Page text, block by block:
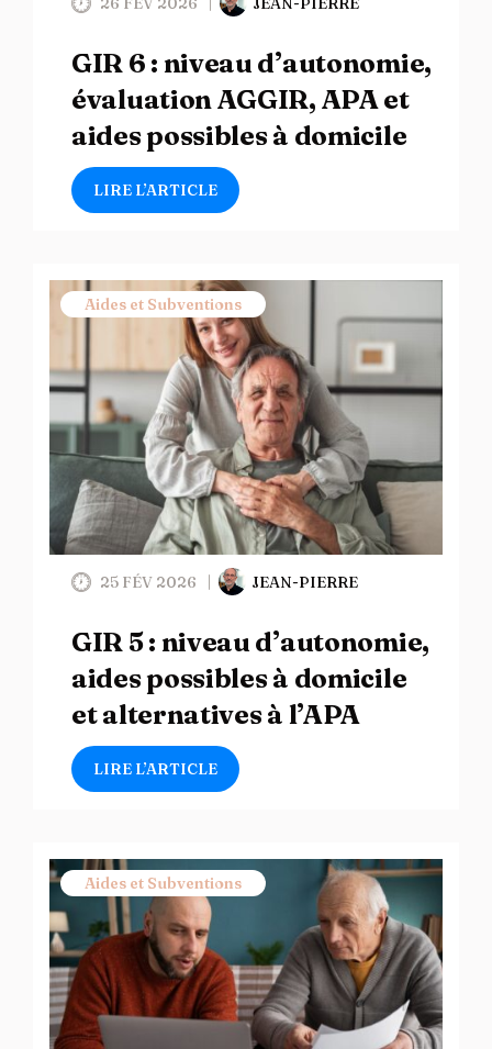
GIR 6 : niveau d’autonomie,
évaluation AGGIR, APA et
aides possibles à domicile
LIRE L’ARTICLE
Aides et Subventions
25 FÉV 2026 JEAN-PIERRE
GIR 5 : niveau d’autonomie,
aides possibles à domicile
et alternatives à l’APA
LIRE L’ARTICLE
Aides et Subventions